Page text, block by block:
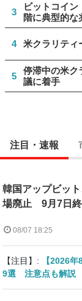
3
ビットコイ
階に典型的な
4 米クラリティ
5
停滞中の米ク
議に着手
注目・速報
韓国アップビッ
場廃止 9月7日
08/07 18:25
【注目】:
【2026
9選 注意点も解説